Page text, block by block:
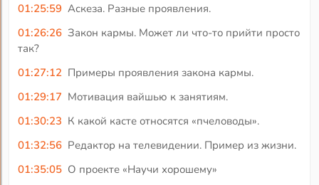
01:25:59 Аскеза. Разные проявления.
01:26:26 Закон кармы. Может ли что-то прийти просто
так?
01:27:12 Примеры проявления закона кармы.
01:29:17 Мотивация вайшью к занятиям.
01:30:23 К какой касте относятся «пчеловоды».
01:32:56 Редактор на телевидении. Пример из жизни.
01:35:05 О проекте «Научи хорошему»